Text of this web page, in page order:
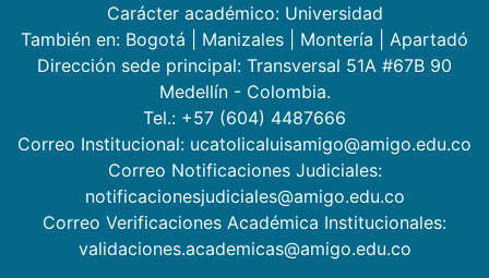
Carácter académico: Universidad
También en: Bogotá Manizales Montería
Apartadó
Dirección sede principal: Transversal 51A #67B 90
Medellín - Colombia.
Tel.: +57 (604) 4487666
Correo Institucional: ucatolicaluisamigo@amigo.edu.co
Correo Notificaciones Judiciales:
notificacionesjudiciales@amigo.edu.co
Correo Verificaciones Académica Institucionales:
validaciones.academicas@amigo.edu.co